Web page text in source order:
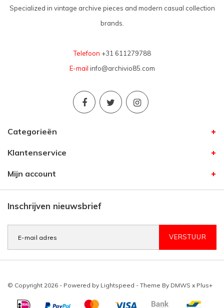
Specialized in vintage archive pieces and modern casual collection
brands.
Telefoon +31 611279788
E-mail info@archivio85.com
Categorieën
Klantenservice
Mijn account
Inschrijven nieuwsbrief
VERSTUUR
© Copyright 2026 - Powered by Lightspeed - Theme By DMWS x Plus+